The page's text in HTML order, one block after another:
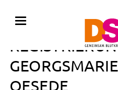
BLUTSPENDE
OESEDE